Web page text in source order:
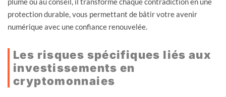
protection durable, vous permettant de bâtir votre avenir
numérique avec une confiance renouvelée.
Les risques spécifiques liés aux
investissements en
cryptomonnaies